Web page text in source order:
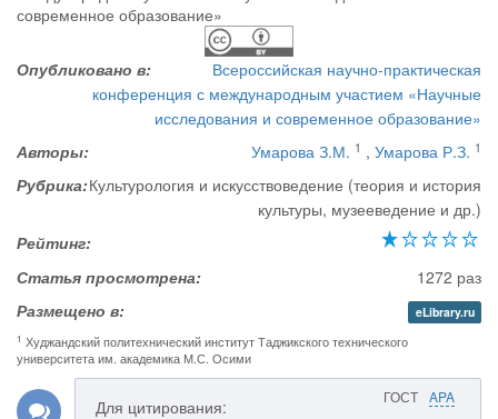
Опубликовано в:
Всероссийская научно-практическая
конференция с международным участием «Научные
исследования и современное образование»
Авторы:
Умарова З.М. 1 , Умарова Р.З. 1
Рубрика:Культурология и искусствоведение (теория и история
культуры, музееведение и др.)
Рейтинг:
Статья просмотрена:
1272 раз
Размещено в:
eLibrary.ru
1 Худжандский политехнический институт Таджикского технического
университета им. академика М.С. Осими
ГОСТ APA
Для цитирования: